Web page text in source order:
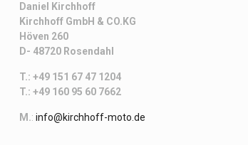
Daniel Kirchhoff
Kirchhoff GmbH & CO.KG
Höven 260
D- 48720 Rosendahl
T.: +49 151 67 47 1204
T.: +49 160 95 60 7662
M.: info@kirchhoff-moto.de